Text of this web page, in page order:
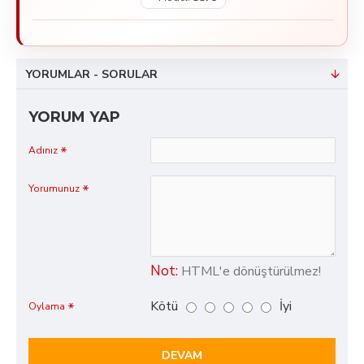
YORUMLAR - SORULAR
YORUM YAP
Adınız
Yorumunuz
Not: HTML'e dönüştürülmez!
Oylama Kötü İyi
DEVAM